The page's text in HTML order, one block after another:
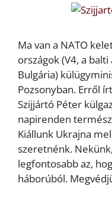
Ma van a NATO
országok (V4, a
Bulgária)
Pozsonyban. Erről
Szijjártó Péter
napirenden
Kiállunk Ukrajna
szeretnénk.
legfontosabb az,
háborúból.